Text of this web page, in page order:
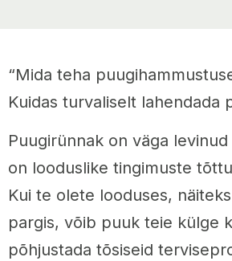
“Mida teha
Kuidas turvaliselt lahendada
Puugirünnak on väga
on looduslike tingimuste
Kui te olete looduses,
pargis, võib puuk teie külge
põhjustada tõsiseid